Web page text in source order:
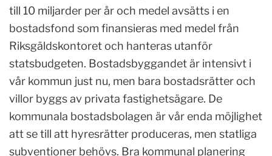
till 10 miljarder per år och medel avsätts i en
bostadsfond som finansieras med medel från
Riksgäldskontoret och hanteras utanför
statsbudgeten. Bostadsbyggandet är intensivt i
vår kommun just nu, men bara bostadsrätter och
villor byggs av privata fastighetsägare. De
kommunala bostadsbolagen är vår enda möjlighet
att se till att hyresrätter produceras, men statliga
subventioner behövs. Bra kommunal planering